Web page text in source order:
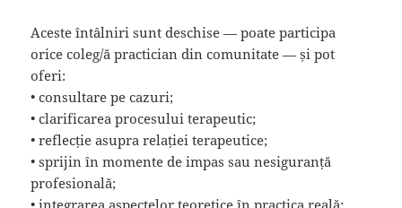
Aceste întâlniri sunt deschise — poate participa
orice coleg/ă practician din comunitate — și pot
oferi:
• consultare pe cazuri;
• clarificarea procesului terapeutic;
• reflecție asupra relației terapeutice;
• sprijin în momente de impas sau nesiguranță
profesională;